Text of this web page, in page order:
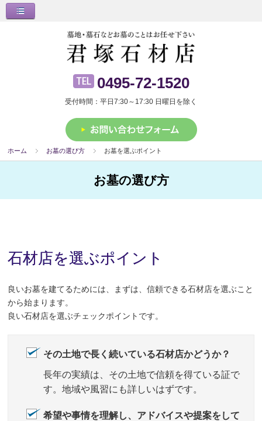
0495-72-1520
受付時間：平日7:30～17:30 日曜日を除く
ホーム お墓の選び方 お墓を選ぶポイント
お墓の選び方
石材店を選ぶポイント
良いお墓を建てるためには、まずは、信頼できる石材店を選ぶこと
から始まります。
良い石材店を選ぶチェックポイントです。
その土地で長く続いている石材店かどうか？
長年の実績は、その土地で信頼を得ている証で
す。地域や風習にも詳しいはずです。
希望や事情を理解し、アドバイスや提案をして